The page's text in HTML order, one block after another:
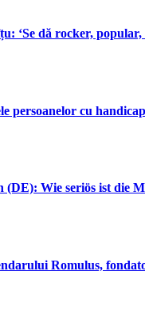
‘Se dă rocker,
persoanelor cu handicap
Wie seriös ist die
Romulus,